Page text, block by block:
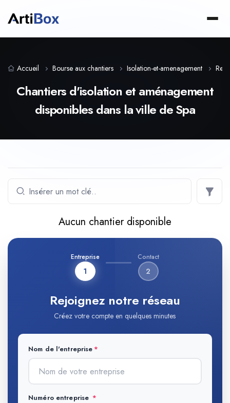
Accueil Bourse aux chantiers Isolation-et-amenagement
Chantiers d'isolation et aménagement
disponibles dans la ville de Spa
Aucun chantier disponible
Entreprise
1
Contact
2
Rejoignez notre réseau
Créez votre compte en quelques minutes
Nom de l'entreprise
Numéro entreprise